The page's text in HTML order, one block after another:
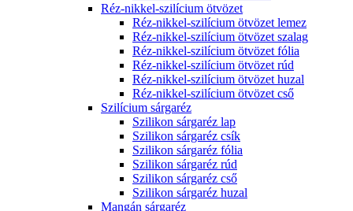
Réz-nikkel-szilícium ötvözet
Réz-nikkel-szilícium ötvözet lemez
Réz-nikkel-szilícium ötvözet szalag
Réz-nikkel-szilícium ötvözet fólia
Réz-nikkel-szilícium ötvözet rúd
Réz-nikkel-szilícium ötvözet huzal
Réz-nikkel-szilícium ötvözet cső
Szilícium sárgaréz
Szilikon sárgaréz lap
Szilikon sárgaréz csík
Szilikon sárgaréz fólia
Szilikon sárgaréz rúd
Szilikon sárgaréz cső
Szilikon sárgaréz huzal
Mangán sárgaréz